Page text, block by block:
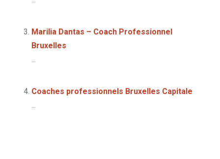
Marilia Dantas – Coach Professionnel
Bruxelles
...
Coaches professionnels Bruxelles Capitale
...